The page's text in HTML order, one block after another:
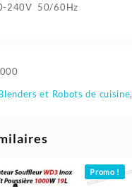
240V 50/60Hz
et Robots de cuisine,
Promo !